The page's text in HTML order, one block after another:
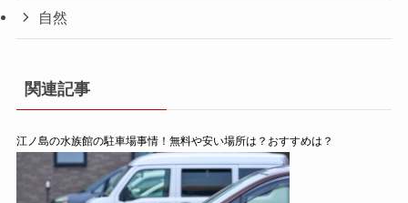
自然
関連記事
江ノ島の水族館の駐車場事情！無料や安い場所は？おすすめは？